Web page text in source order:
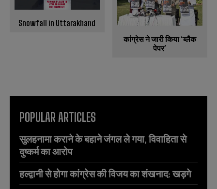
Snowfall in Uttarakhand
कांग्रेस ने जारी किया ‘ब्लैक
पेपर’
POPULAR ARTICLES
सुलहनामा कराने के बहाने जंगल ले गया, विवाहिता से
दुष्कर्म का आरोप
हल्द्वानी से होगा कांग्रेस की विजय का शंखनाद: खड़गे